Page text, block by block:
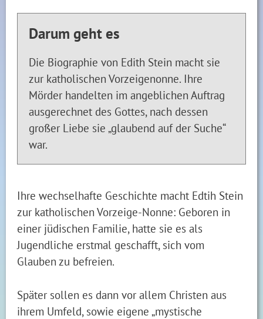
Darum geht es
Die Biographie von Edith Stein macht sie
zur katholischen Vorzeigenonne. Ihre
Mörder handelten im angeblichen Auftrag
ausgerechnet des Gottes, nach dessen
großer Liebe sie „glaubend auf der Suche“
war.
Ihre wechselhafte Geschichte macht Edtih Stein
zur katholischen Vorzeige-Nonne: Geboren in
einer jüdischen Familie, hatte sie es als
Jugendliche erstmal geschafft, sich vom
Glauben zu befreien.
Später sollen es dann vor allem Christen aus
ihrem Umfeld, sowie eigene „mystische